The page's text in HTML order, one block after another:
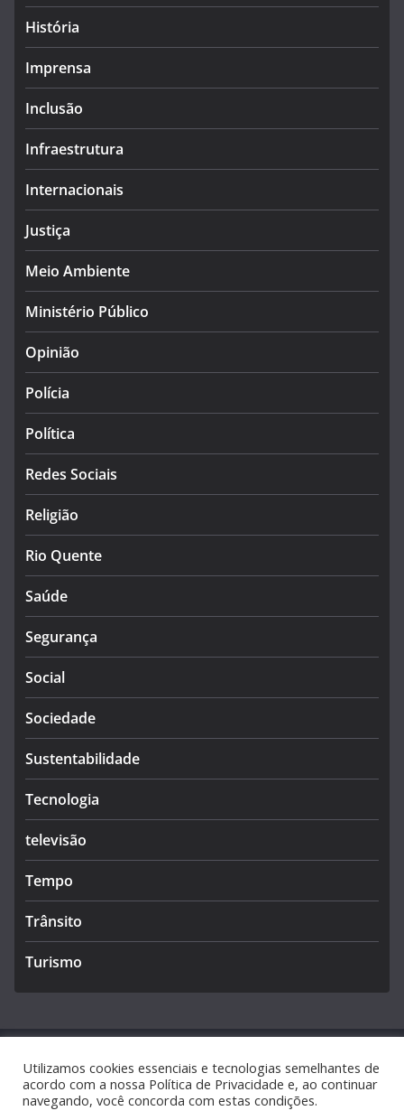
História
Imprensa
Inclusão
Infraestrutura
Internacionais
Justiça
Meio Ambiente
Ministério Público
Opinião
Polícia
Política
Redes Sociais
Religião
Rio Quente
Saúde
Segurança
Social
Sociedade
Sustentabilidade
Tecnologia
televisão
Tempo
Trânsito
Turismo
Copyright © 2026Caldas Notícias. Todos os direitos
reservados.
Utilizamos cookies essenciais e tecnologias semelhantes de
acordo com a nossa Política de Privacidade e, ao continuar
navegando, você concorda com estas condições.